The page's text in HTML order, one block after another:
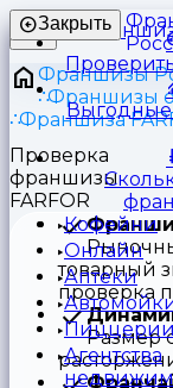
Закрыть
Кофейни
Онлайн
Аптеки
Агентства
Франшизы
Франшизы
Франшиза
Проверка
франшизы
FARFOR
товарный
проверка
Размер